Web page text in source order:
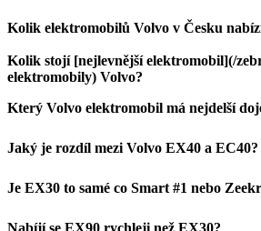
Kolik elektromobilů Volvo v Česku
Kolik stojí [nejlevnější elektromobil](/
elektromobily) Volvo?
Který Volvo elektromobil má nejdelší
Jaký je rozdíl mezi Volvo EX40 a EC40?
Je EX30 to samé co Smart #1 nebo